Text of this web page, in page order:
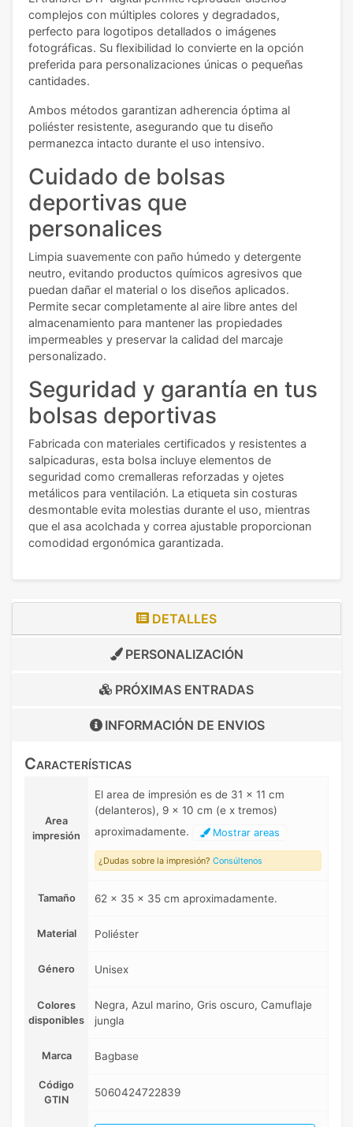
complejos con múltiples colores y degradados,
perfecto para logotipos detallados o imágenes
fotográficas. Su flexibilidad lo convierte en la opción
preferida para personalizaciones únicas o pequeñas
cantidades.
Ambos métodos garantizan adherencia óptima al
poliéster resistente, asegurando que tu diseño
permanezca intacto durante el uso intensivo.
Cuidado de bolsas
deportivas que
personalices
Limpia suavemente con paño húmedo y detergente
neutro, evitando productos químicos agresivos que
puedan dañar el material o los diseños aplicados.
Permite secar completamente al aire libre antes del
almacenamiento para mantener las propiedades
impermeables y preservar la calidad del marcaje
personalizado.
Seguridad y garantía en tus
bolsas deportivas
Fabricada con materiales certificados y resistentes a
salpicaduras, esta bolsa incluye elementos de
seguridad como cremalleras reforzadas y ojetes
metálicos para ventilación. La etiqueta sin costuras
desmontable evita molestias durante el uso, mientras
que el asa acolchada y correa ajustable proporcionan
comodidad ergonómica garantizada.
DETALLES
PERSONALIZACIÓN
PRÓXIMAS ENTRADAS
INFORMACIÓN DE ENVIOS
Características
Area
impresión
El area de impresión es de 31 x 11 cm
(delanteros), 9 x 10 cm (e x tremos)
aproximadamente.
Mostrar areas
¿Dudas sobre la impresión? Consúltenos
Tamaño 62 x 35 x 35 cm aproximadamente.
Material Poliéster
Género Unisex
Colores
disponibles
Negra, Azul marino, Gris oscuro, Camuflaje
jungla
Marca Bagbase
Código
GTIN
5060424722839